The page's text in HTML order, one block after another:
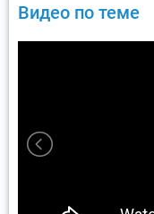
Видео по теме